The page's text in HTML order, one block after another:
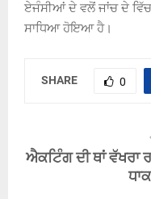
ਏਜੰਸੀਆਂ ਦੇ ਵਲੋਂ ਜਾਂਚ ਦੇ
ਸਾਧਿਆ ਹੋਇਆ ਹੈ।
SHARE 0
ਐਕਟਿੰਗ ਦੀ ਥਾਂ ਵੱਖਰਾ